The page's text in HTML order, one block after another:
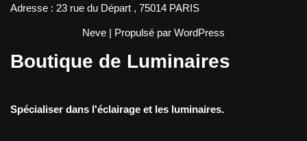
Adresse : 23 rue du Départ , 75014 PARIS
Neve | Propulsé par WordPress
Boutique de Luminaires
Spécialiser dans l'éclairage et les luminaires.